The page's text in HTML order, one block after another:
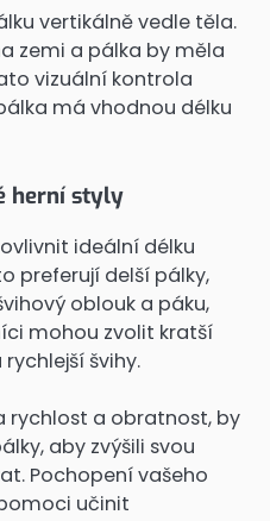
vertikálně vedle těla.
zemi a pálka by měla
vizuální kontrola
má vhodnou délku
herní styly
ideální délku
preferují delší pálky,
oblouk a páku,
mohou zvolit kratší
švihy.
rychlost a obratnost, by
aby zvýšili svou
Pochopení vašeho
učinit